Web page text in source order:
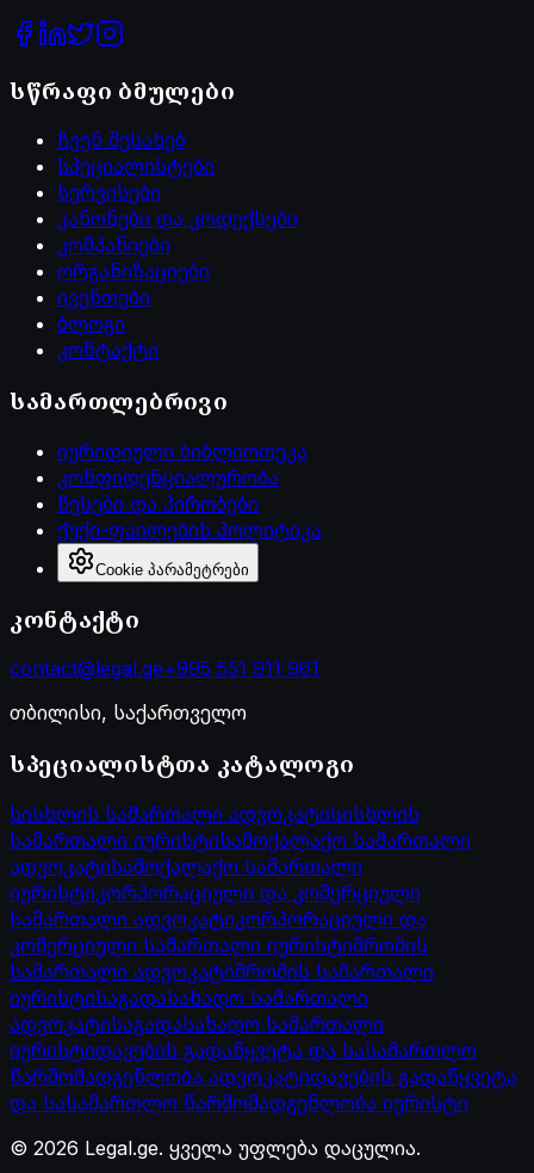
სწრაფი ბმულები
ჩვენ შესახებ
სპეციალისტები
სერვისები
კანონები და კოდექსები
კომპანიები
ორგანიზაციები
ივენთები
ბლოგი
კონტაქტი
სამართლებრივი
იურიდიული ბიბლიოთეკა
კონფიდენციალურობა
წესები და პირობები
ქუქი-ფაილების პოლიტიკა
Cookie პარამეტრები
კონტაქტი
contact@legal.ge+995 551 911 961
თბილისი, საქართველო
სპეციალისტთა კატალოგი
სისხლის სამართალი ადვოკატისისხლის
სამართალი იურისტისამოქალაქო სამართალი
ადვოკატისამოქალაქო სამართალი
იურისტიკორპორაციული და კომერციული
სამართალი ადვოკატიკორპორაციული და
კომერციული სამართალი იურისტიშრომის
სამართალი ადვოკატიშრომის სამართალი
იურისტისაგადასახადო სამართალი
ადვოკატისაგადასახადო სამართალი
იურისტიდავების გადაწყვეტა და სასამართლო
წარმომადგენლობა ადვოკატიდავების გადაწყვეტა
და სასამართლო წარმომადგენლობა იურისტი
© 2026 Legal.ge. ყველა უფლება დაცულია.